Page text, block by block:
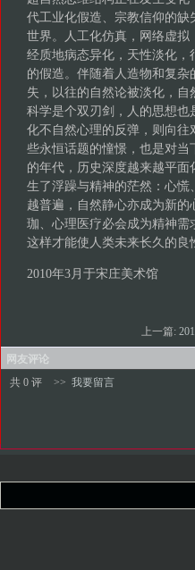
代工业化假造、宗教信仰的
世界。人工化仿真，网络虚
经质地病态异化，天性淡化，
的假造。伴随着人造物和复
失，以往的自然论被淡化，自
科学是个双刃剑，人的思想
化不自然心理的反弹，则向
些永恒话题的憧憬，也是对
的年代，历史深度越来越平
生了浮躁与精神的茫然：心
越普遍，自然静心亦成为新
珈、心理医疗必会成为精神需
这样才能使人类未来长久的良
2010年3月于宋庄美术馆
上一篇:
网友评论
共 0 评
>> 我要留言